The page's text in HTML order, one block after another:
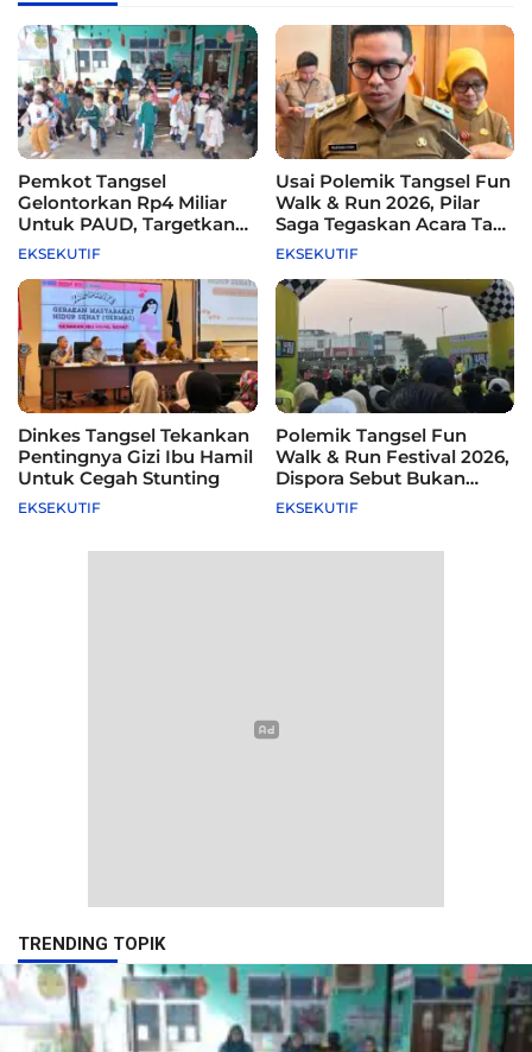
Pemkot Tangsel
Gelontorkan Rp4 Miliar
Untuk PAUD, Targetkan
115 Sekolah
EKSEKUTIF
Usai Polemik Tangsel Fun
Walk & Run 2026, Pilar
Saga Tegaskan Acara Tak
Difasilitasi Pemkot
EKSEKUTIF
Dinkes Tangsel Tekankan
Pentingnya Gizi Ibu Hamil
Untuk Cegah Stunting
EKSEKUTIF
Polemik Tangsel Fun
Walk & Run Festival 2026,
Dispora Sebut Bukan
Agenda Pemkot
EKSEKUTIF
TRENDING TOPIK